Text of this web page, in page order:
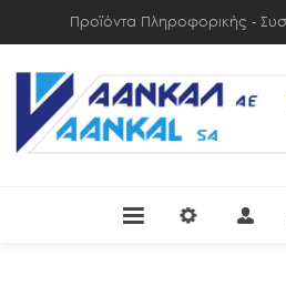
Προϊόντα Πληροφορικής -